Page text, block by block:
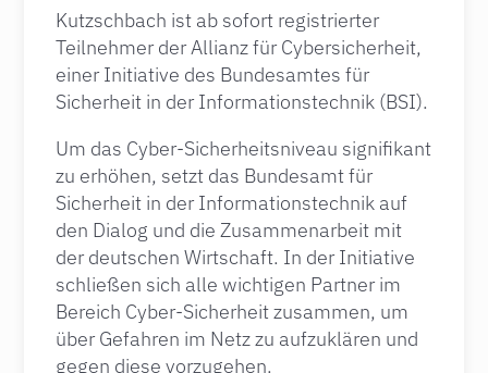
Kutzschbach ist ab sofort registrierter
Teilnehmer der Allianz für Cybersicherheit,
einer Initiative des Bundesamtes für
Sicherheit in der Informationstechnik (BSI).
Um das Cyber-Sicherheitsniveau signifikant
zu erhöhen, setzt das Bundesamt für
Sicherheit in der Informationstechnik auf
den Dialog und die Zusammenarbeit mit
der deutschen Wirtschaft. In der Initiative
schließen sich alle wichtigen Partner im
Bereich Cyber-Sicherheit zusammen, um
über Gefahren im Netz zu aufzuklären und
gegen diese vorzugehen.